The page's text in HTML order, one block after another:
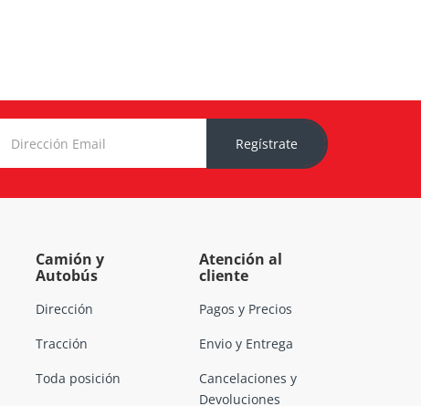
Regístrate
Camión y
Autobús
Dirección
Tracción
Toda posición
Atención al
cliente
Pagos y Precios
Envio y Entrega
Cancelaciones y
Devoluciones